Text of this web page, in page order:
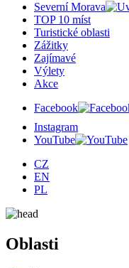
Severní Morava
TOP 10 míst
Turistické oblasti
Zážitky
Zajímavé
Výlety
Akce
Facebook
Instagram
YouTube
CZ
EN
PL
Oblasti